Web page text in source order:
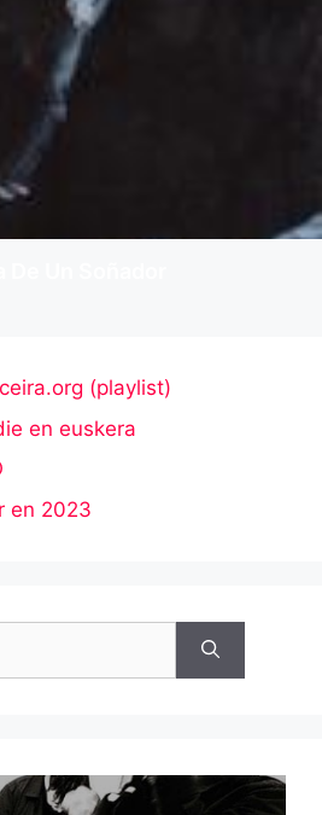
(playlist)
en euskera
en 2023